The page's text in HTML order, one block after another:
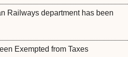
Railways department has been
Exempted from Taxes